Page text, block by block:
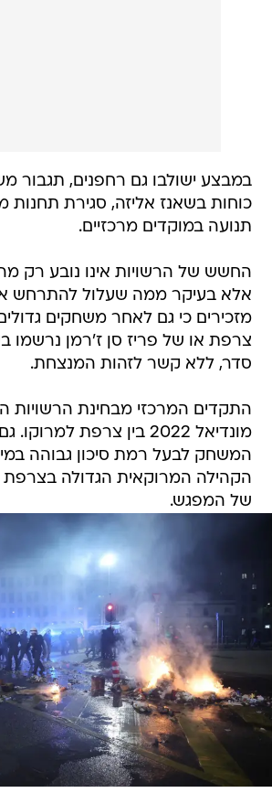
במבצע ישולבו גם רחפנים, תגבור
כוחות בשאנז אליזה, סגירת תחנות
תנועה במוקדים מרכזיים.
החשש של הרשויות אינו נובע רק
אלא בעיקר ממה שעלול להתרחש
מזכירים כי גם לאחר משחקים
צרפת או של פריז סן ז'רמן נרשמו
סדר, ללא קשר לזהות המנצחת.
התקדים המרכזי מבחינת הרשויות
מונדיאל 2022 בין צרפת
המשחק לבעל רמת סיכון גבוהה
הקהילה המרוקאית הגדולה בצרפת
של המפגש.